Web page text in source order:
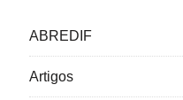
ABREDIF
Artigos